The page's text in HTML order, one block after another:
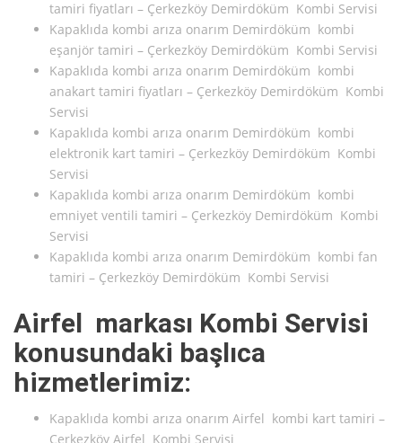
tamiri fiyatları – Çerkezköy Demirdöküm Kombi Servisi
Kapaklıda kombi arıza onarım Demirdöküm kombi
eşanjör tamiri – Çerkezköy Demirdöküm Kombi Servisi
Kapaklıda kombi arıza onarım Demirdöküm kombi
anakart tamiri fiyatları – Çerkezköy Demirdöküm Kombi
Servisi
Kapaklıda kombi arıza onarım Demirdöküm kombi
elektronik kart tamiri – Çerkezköy Demirdöküm Kombi
Servisi
Kapaklıda kombi arıza onarım Demirdöküm kombi
emniyet ventili tamiri – Çerkezköy Demirdöküm Kombi
Servisi
Kapaklıda kombi arıza onarım Demirdöküm kombi fan
tamiri – Çerkezköy Demirdöküm Kombi Servisi
Airfel markası Kombi Servisi
konusundaki başlıca
hizmetlerimiz:
Kapaklıda kombi arıza onarım Airfel kombi kart tamiri –
Çerkezköy Airfel Kombi Servisi